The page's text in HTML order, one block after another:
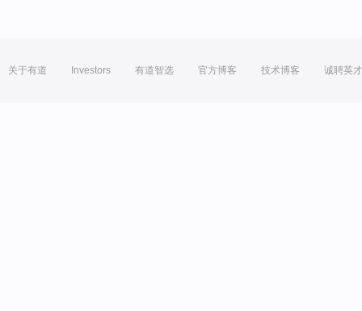
关于有道 Investors 有道智选 官方博客 技术博客 诚聘英才